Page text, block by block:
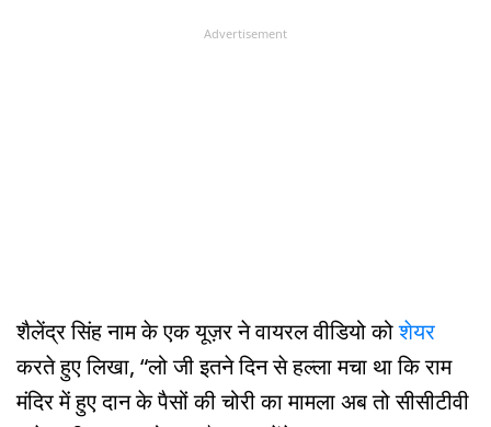
Advertisement
शैलेंद्र सिंह नाम के एक यूज़र ने वायरल वीडियो कोशेयर
करते हुए लिखा, “लो जी इतने दिन से हल्ला मचा था कि राम
मंदिर में हुए दान के पैसों की चोरी का मामला अब तो सीसीटीवी